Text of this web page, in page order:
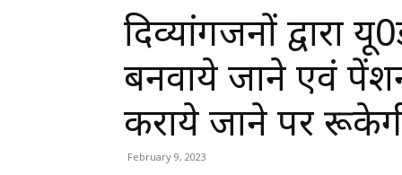
दिव्यांगजनों द्वारा
बनवाये जाने एवं
कराये जाने पर
February 9, 2023